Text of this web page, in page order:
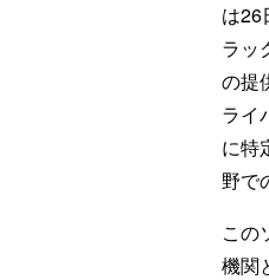
は26
ラッ
の提
ライ
に特
野で
この
機関